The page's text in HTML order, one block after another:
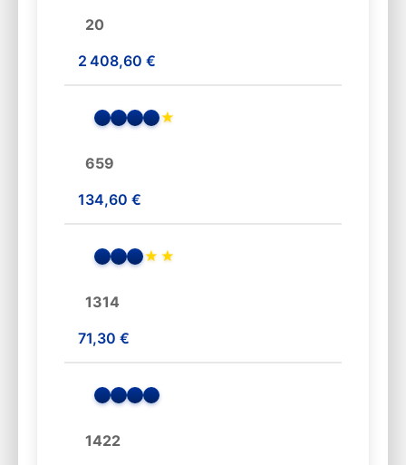
20
2 408,60 €
★
659
134,60 €
★ ★
1314
71,30 €
1422